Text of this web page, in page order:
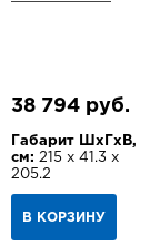
38 794 руб.
Габарит ШхГхВ,
см: 215 х 41.3 х
205.2
В КОРЗИНУ